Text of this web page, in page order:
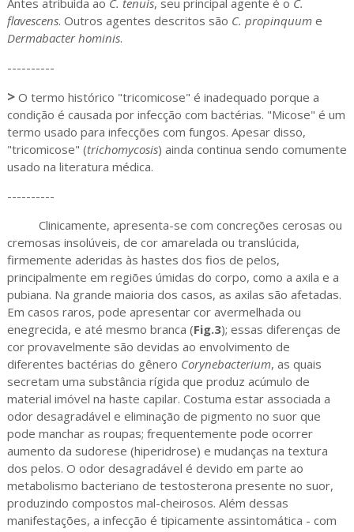
Antes atribuída ao C. tenuis, seu principal agente é o C.
flavescens. Outros agentes descritos são C. propinquume
Dermabacter hominis.
----------
>O termo histórico "tricomicose" é inadequado porque a
condição é causada por infecção com bactérias. "Micose" é um
termo usado para infecções com fungos. Apesar disso,
"tricomicose" (trichomycosis) ainda continua sendo comumente
usado na literatura médica.
----------
Clinicamente, apresenta-se com concreções cerosas ou
cremosas insolúveis, de cor amarelada ou translúcida,
firmemente aderidas às hastes dos fios de pelos,
principalmente em regiões úmidas do corpo, como a axila e a
pubiana. Na grande maioria dos casos, as axilas são afetadas.
Em casos raros, pode apresentar cor avermelhada ou
enegrecida, e até mesmo branca (Fig.3); essas diferenças de
cor provavelmente são devidas ao envolvimento de
diferentes bactérias do gênero Corynebacterium, as quais
secretam uma substância rígida que produz acúmulo de
material imóvel na haste capilar. Costuma estar associada a
odor desagradável e eliminação de pigmento no suor que
pode manchar as roupas; frequentemente pode ocorrer
aumento da sudorese (hiperidrose) e mudanças na textura
dos pelos. O odor desagradável é devido em parte ao
metabolismo bacteriano de testosterona presente no suor,
produzindo compostos mal-cheirosos. Além dessas
manifestações, a infecção é tipicamente assintomática - com